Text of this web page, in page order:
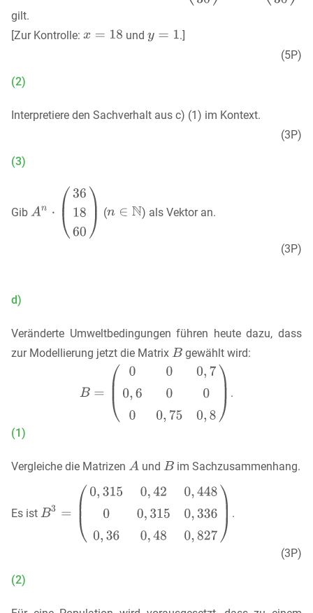
gilt.
[Zur Kontrolle:
und
.]
(5P)
(2)
Interpretiere den Sachverhalt aus c) (1) im Kontext.
(3P)
(3)
Gib ( ) als Vektor an.
(3P)
d)
Veränderte Umweltbedingungen führen heute dazu, dass
zur Modellierung jetzt die Matrix
gewählt wird:
.
(1)
Vergleiche die Matrizen und im Sachzusammenhang.
Es ist .
(3P)
(2)